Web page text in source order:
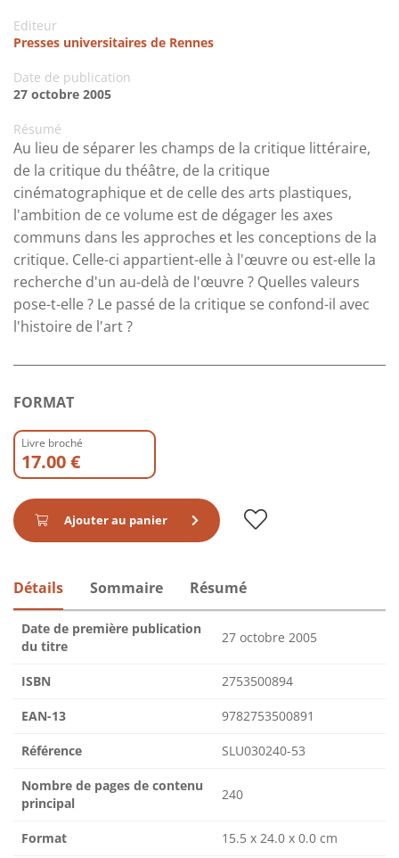
Editeur
Presses universitaires de Rennes
Date de publication
27 octobre 2005
Résumé
Au lieu de séparer les champs de la critique littéraire,
de la critique du théâtre, de la critique
cinématographique et de celle des arts plastiques,
l'ambition de ce volume est de dégager les axes
communs dans les approches et les conceptions de la
critique. Celle-ci appartient-elle à l'œuvre ou est-elle la
recherche d'un au-delà de l'œuvre ? Quelles valeurs
pose-t-elle ? Le passé de la critique se confond-il avec
l'histoire de l'art ?
FORMAT
Livre broché
17.00 €
Ajouter au panier
Détails Sommaire Résumé
Date de première publication
du titre
27 octobre 2005
ISBN 2753500894
EAN-13 9782753500891
Référence SLU030240-53
Nombre de pages de contenu
principal
240
Format 15.5 x 24.0 x 0.0 cm